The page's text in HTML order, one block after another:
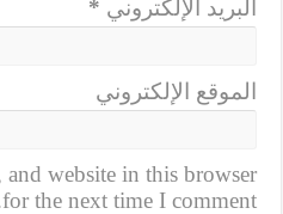
البريد الإلكتروني *
الموقع الإلكتروني
and website in this browser
for the next time I comment.